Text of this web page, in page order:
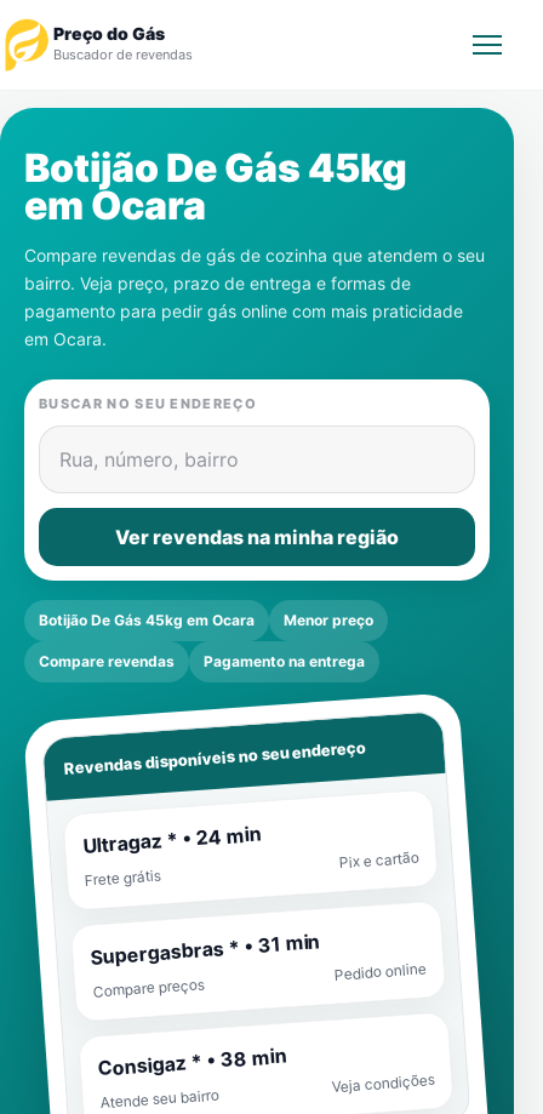
Preço do Gás
Buscador de revendas
Revendedor
Notícias
Cadastre-se
Gás
Contatos
Botijão De Gás 45kg
em Ocara
Compare revendas de gás de cozinha que atendem o seu
bairro. Veja preço, prazo de entrega e formas de
pagamento para pedir gás online com mais praticidade
em Ocara.
BUSCAR NO SEU ENDEREÇO
Rua, número, bairro
Ver revendas na minha região
Botijão De Gás 45kg em Ocara Menor preço
Compare revendas Pagamento na entrega
Revendas disponíveis no seu endereço
Ultragaz * • 24 min
Frete grátis
Pix e cartão
Supergasbras * • 31 min
Compare preços
Pedido online
Consigaz * • 38 min
Atende seu bairro
Veja condições